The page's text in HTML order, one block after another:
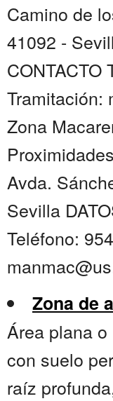
Camino de
41092 -
CONTACTO
Tramitación:
Zona
Avda.
Sevilla
Teléfono:
Zona de
Área plana
con suelo
raíz